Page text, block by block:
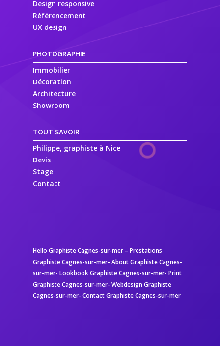
Design responsive
Référencement
UX design
PHOTOGRAPHIE
Immobilier
Décoration
Architecture
Showroom
TOUT SAVOIR
Philippe, graphiste à Nice
Devis
Stage
Contact
Hello Graphiste Cagnes-sur-mer –Prestations
Graphiste Cagnes-sur-mer- About Graphiste Cagnes-
sur-mer- Lookbook Graphiste Cagnes-sur-mer- Print
Graphiste Cagnes-sur-mer- Webdesign Graphiste
Cagnes-sur-mer- Contact Graphiste Cagnes-sur-mer